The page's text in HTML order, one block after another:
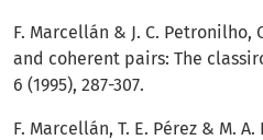
F. Marcellán & J. C.
and coherent pairs: The
6 (1995), 287-307.
F. Marcellán, T. E. Pérez & M.